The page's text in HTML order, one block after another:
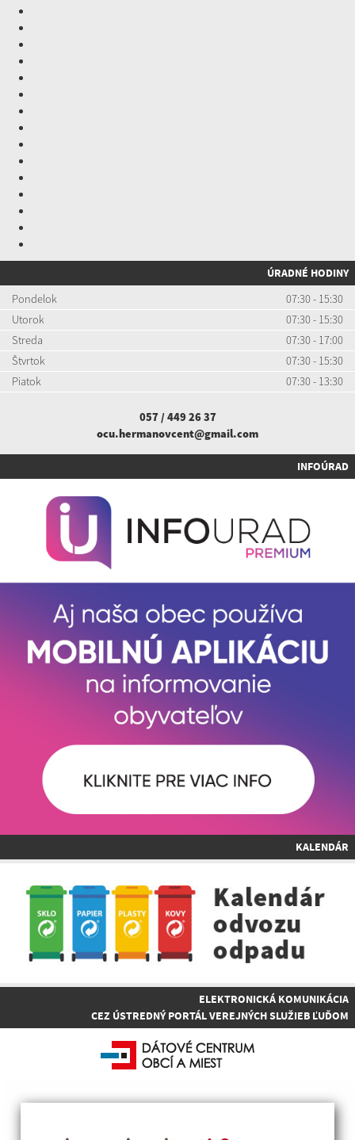
ÚRADNÉ HODINY
Pondelok
07:30 - 15:30
Utorok
07:30 - 15:30
Streda
07:30 - 17:00
Štvrtok
07:30 - 15:30
Piatok
07:30 - 13:30
057 / 449 26 37
ocu.hermanovcent@gmail.com
INFOÚRAD
KALENDÁR
ELEKTRONICKÁ KOMUNIKÁCIA
CEZ ÚSTREDNÝ PORTÁL VEREJNÝCH SLUŽIEB ĽUĎOM